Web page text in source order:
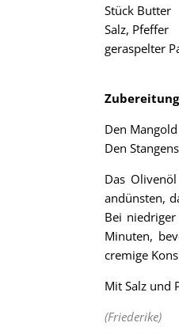
Stück Butter
Salz, Pfeffer
geraspelter
Den
Den
Das
andünsten,
Bei
Minuten,
cremige
Mit Salz und
(Friederike)